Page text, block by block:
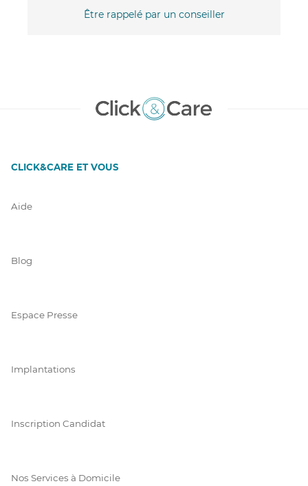
Être rappelé par un conseiller
CLICK&CARE ET VOUS
Aide
Blog
Espace Presse
Implantations
Inscription Candidat
Nos Services à Domicile